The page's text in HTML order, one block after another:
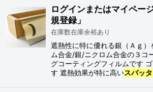
ログインまたはマイペー
規登録」
在庫数在庫余裕あり
遮熱性に特に優れる銀（Ａｇ）
ム合金/銀/ニクロム合金の３コ
グコーティングフィルムです
す 遮熱効果が特に高いスパッ